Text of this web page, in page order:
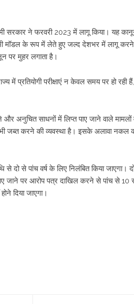
सरकार ने फरवरी 2023 में लागू किया। यह
के रूप में लेते हुए जल्द देशभर में लागू करने
पर मुहर लगाता है।
प्रतियोगी परीक्षाएं न केवल समय पर हो रही हैं,
अनुचित साधनों में लिप्त पाए जाने वाले
भी जब्त करने की व्यवस्था है। इसके अलावा
दो से पांच वर्ष के लिए निलंबित किया जाएगा।
जाने पर आरोप पत्र दाखिल करने से पांच से 10
दिया जाएगा।